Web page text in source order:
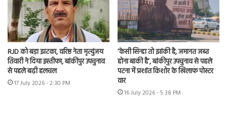
RJD को बड़ा झटका, वरिष्ठ नेता मृत्युंजय
तिवारी ने दिया इस्तीफा, बांकीपुर उपचुनाव
से पहले बढ़ी हलचल
17 July 2026 - 2:30 PM
‘केसी सिन्हा तो झांकी है, जमानत जब्त
होना बाकी है’, बांकीपुर उपचुनाव से पहले
पटना में प्रशांत किशोर के खिलाफ पोस्टर
वार
16 July 2026 - 5:38 PM